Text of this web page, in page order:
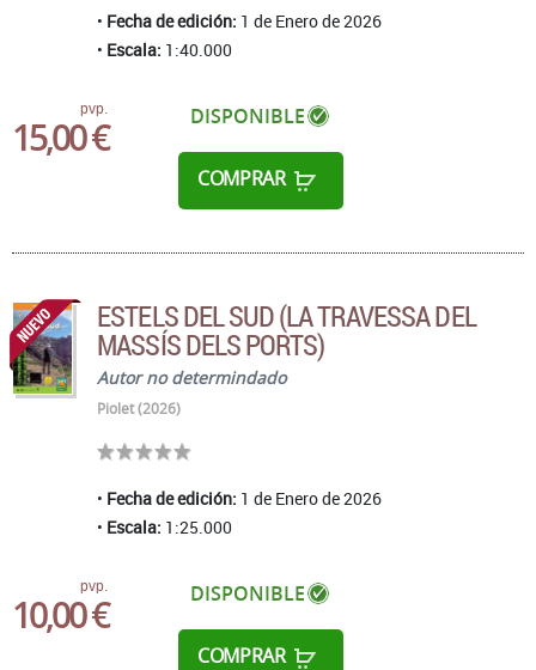
Fecha de edición: 1 de Enero de 2026
Escala: 1:40.000
pvp.
15,00 € DISPONIBLE
COMPRAR
ESTELS DEL SUD (LA TRAVESSA DEL
MASSÍS DELS PORTS)
Autor no determindado
Piolet (2026)
Fecha de edición: 1 de Enero de 2026
Escala: 1:25.000
pvp.
10,00 € DISPONIBLE
COMPRAR